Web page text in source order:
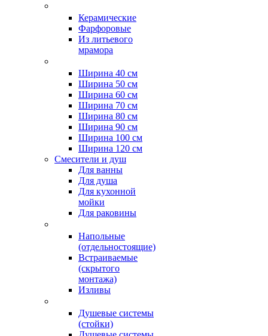
Керамические
Фарфоровые
Из литьевого
мрамора
Ширина 40 см
Ширина 50 см
Ширина 60 см
Ширина 70 см
Ширина 80 см
Ширина 90 см
Ширина 100 см
Ширина 120 см
Смесители и душ
Для ванны
Для душа
Для кухонной
мойки
Для раковины
Напольные
(отдельностоящие)
Встраиваемые
(скрытого
монтажа)
Изливы
Душевые системы
(стойки)